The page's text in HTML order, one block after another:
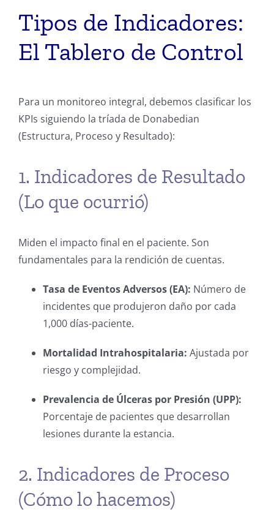
Tipos de Indicadores:
El Tablero de Control
Para un monitoreo integral, debemos clasificar los
KPIs siguiendo la tríada de Donabedian
(Estructura, Proceso y Resultado):
1. Indicadores de Resultado
(Lo que ocurrió)
Miden el impacto final en el paciente. Son
fundamentales para la rendición de cuentas.
Tasa de Eventos Adversos (EA): Número de
incidentes que produjeron daño por cada
1,000 días-paciente.
Mortalidad Intrahospitalaria: Ajustada por
riesgo y complejidad.
Prevalencia de Úlceras por Presión (UPP):
Porcentaje de pacientes que desarrollan
lesiones durante la estancia.
2. Indicadores de Proceso
(Cómo lo hacemos)